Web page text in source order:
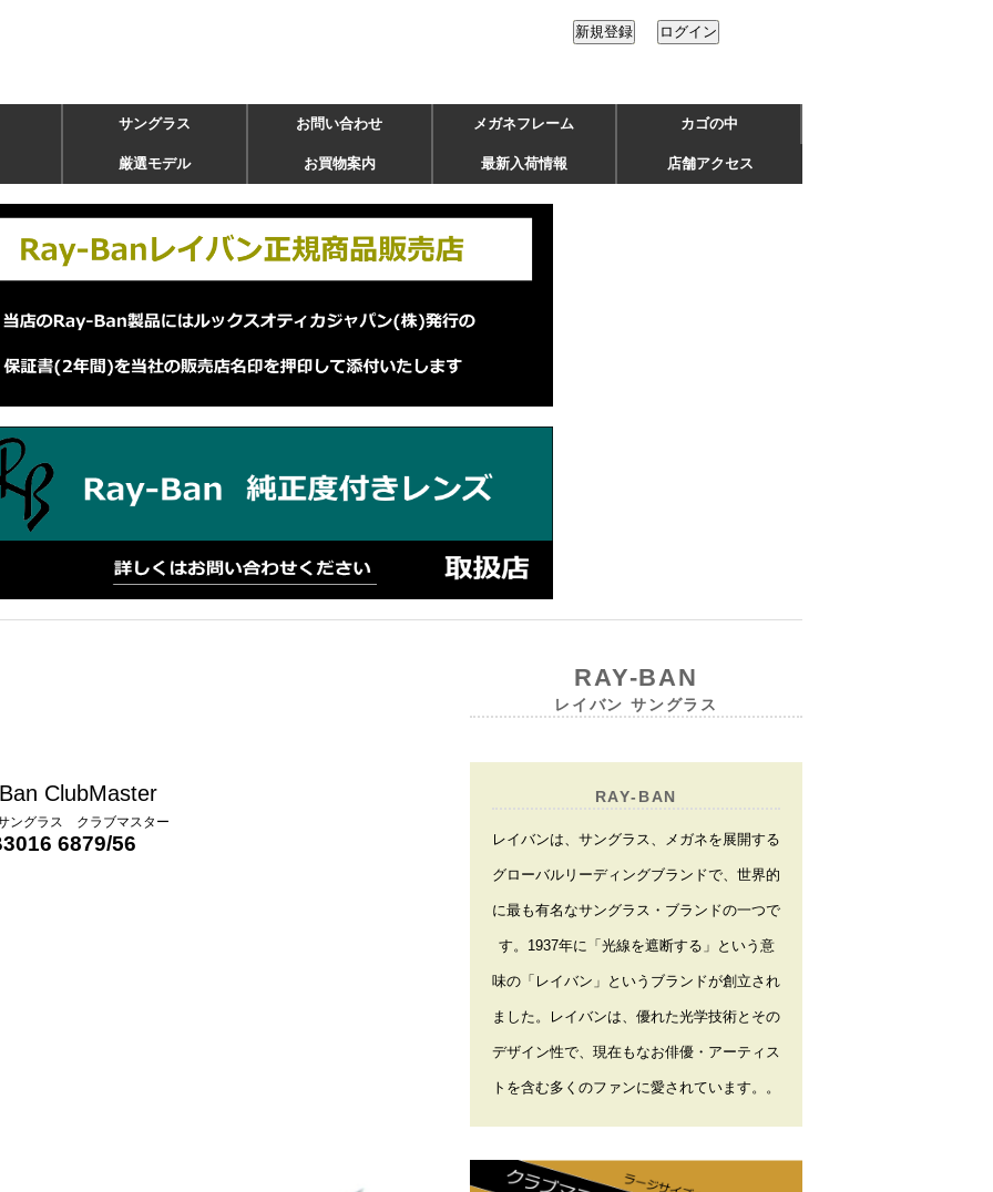
サングラス お問い合わせ メガネフレーム カゴの中
厳選モデル お買物案内 最新入荷情報 店舗アクセス
ClubMaster
ングラス クラブマスター
6879/56
RAY-BAN
レイバン サングラス
RAY-BAN
レイバンは、サングラス、メガネを展開する
グローバルリーディングブランドで、世界的
に最も有名なサングラス・ブランドの一つで
す。1937年に「光線を遮断する」という意
味の「レイバン」というブランドが創立され
ました。レイバンは、優れた光学技術とその
デザイン性で、現在もなお俳優・アーティス
トを含む多くのファンに愛されています。 。